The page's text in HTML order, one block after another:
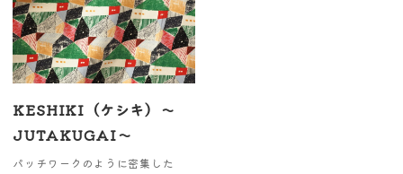
KESHIKI（ケシキ）～
JUTAKUGAI～
パッチワークのように密集した